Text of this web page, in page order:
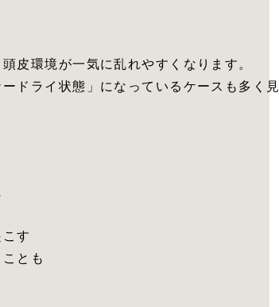
皮環境が一気に乱れやすくなります。
ドライ状態」になっているケースも多く見
す
とも